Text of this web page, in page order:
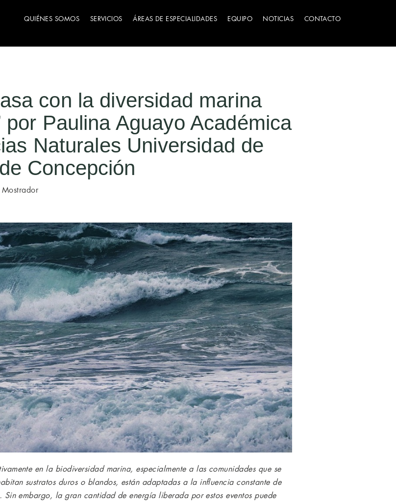
QUIÉNES SOMOS SERVICIOS ÁREAS DE ESPECIALIDADES EQUIPO NOTICIAS CONTACTO
con la diversidad marina
por Paulina Aguayo Académica
Naturales Universidad de
Concepción
Mostrador
en la biodiversidad marina, especialmente a las comunidades que se
sustratos duros o blandos, están adaptadas a la influencia constante de
embargo, la gran cantidad de energía liberada por estos eventos puede